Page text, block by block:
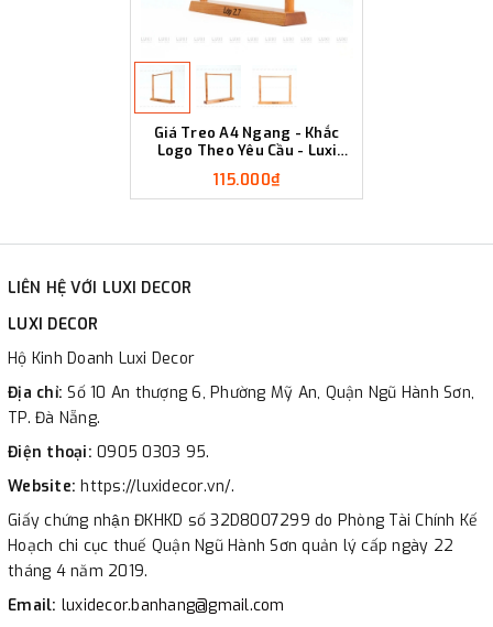
Giá Treo A4 Ngang - Khắc
Logo Theo Yêu Cầu - Luxi
115.000₫
LIÊN HỆ VỚI LUXI DECOR
LUXI DECOR
Hộ Kinh Doanh Luxi Decor
Địa chỉ: Số 10 An thượng 6, Phường Mỹ An, Quận Ngũ Hành Sơn,
TP. Đà Nẵng.
Điện thoại: 0905 0303 95.
Website: https://luxidecor.vn/.
Giấy chứng nhận ĐKHKD số 32D8007299 do Phòng Tài Chính Kế
Hoạch chi cục thuế Quận Ngũ Hành Sơn quản lý cấp ngày 22
tháng 4 năm 2019.
Email: luxidecor.banhang@gmail.com